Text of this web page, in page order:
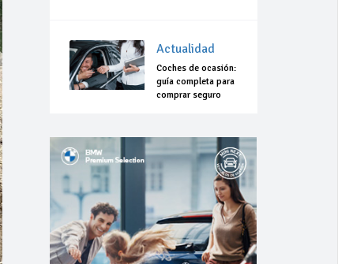
Actualidad
Coches de ocasión:
guía completa para
comprar seguro